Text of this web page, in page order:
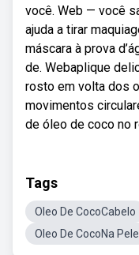
você. Web — você
ajuda a tirar
máscara à prova
de. Webaplique
rosto em volta dos
movimentos
de óleo de coco no
Tags
Oleo De CocoCabelo
Oleo De CocoNa Pele